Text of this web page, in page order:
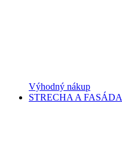
Výhodný nákup
STRECHA A FASÁDA